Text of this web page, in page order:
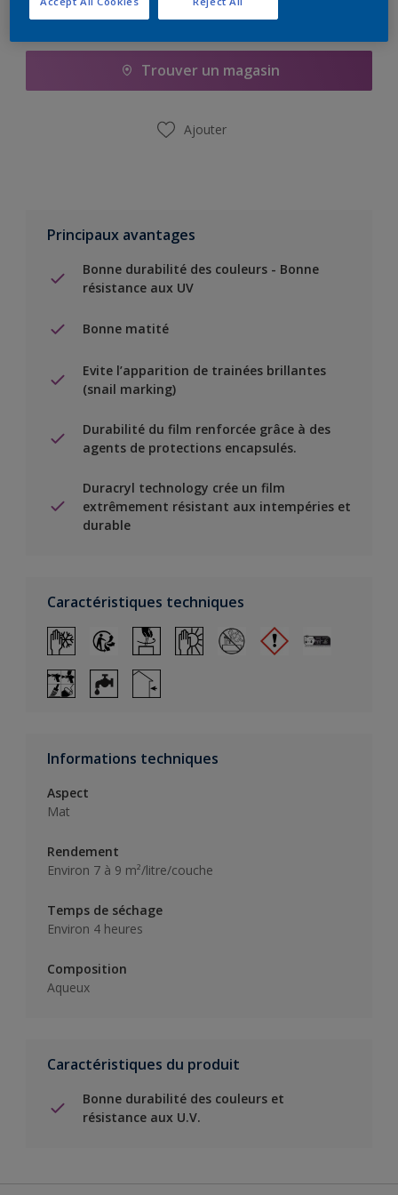
Ajouter à la liste d’achats
Trouver un magasin
Ajouter
Principaux avantages
Bonne durabilité des couleurs - Bonne
résistance aux UV
Bonne matité
Evite l’apparition de trainées brillantes
(snail marking)
Durabilité du film renforcée grâce à des
agents de protections encapsulés.
Duracryl technology crée un film
extrêmement résistant aux intempéries et
durable
Caractéristiques techniques
Informations techniques
Aspect
Mat
Rendement
Environ 7 à 9 m²/litre/couche
Temps de séchage
Environ 4 heures
Composition
Aqueux
Caractéristiques du produit
Bonne durabilité des couleurs et
résistance aux U.V.